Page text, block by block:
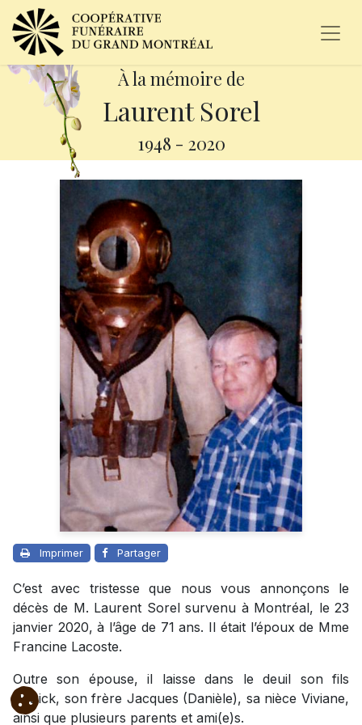
À la mémoire de
Laurent Sorel
1948 - 2020
Imprimer Partager
C’est avec tristesse que nous vous annonçons le
décès de M. Laurent Sorel survenu à Montréal, le 23
janvier 2020, à l’âge de 71 ans. Il était l’époux de Mme
Francine Lacoste.
Outre son épouse, il laisse dans le deuil son fils
Patrick, son frère Jacques (Danièle), sa nièce Viviane,
ainsi que plusieurs parents et ami(e)s.